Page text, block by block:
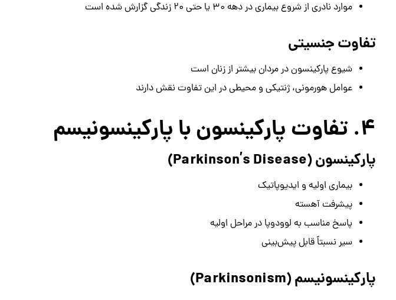
موارد نادری از شروع بیماری در دهه ۳۰ یا حتی ۲۰ زندگی گزارش شده است
تفاوت جنسیتی
شیوع پارکینسون در مردان بیشتر از زنان است
عوامل هورمونی، ژنتیکی و محیطی در این تفاوت نقش دارند
۴. تفاوت پارکینسون با پارکینسونیسم
پارکینسون (Parkinson’s Disease)
بیماری اولیه و ایدیوپاتیک
پیشرفت آهسته
پاسخ مناسب به لوودوپا در مراحل اولیه
سیر نسبتاً قابل پیش‌بینی
پارکینسونیسم (Parkinsonism)